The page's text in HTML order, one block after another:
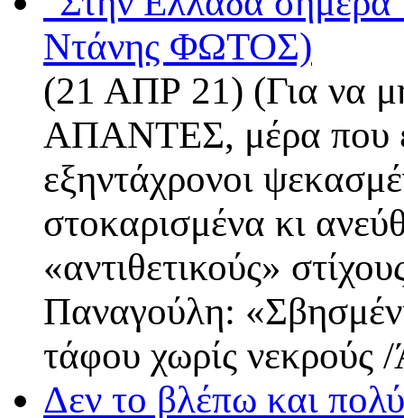
Ντάνης ΦΩΤΟΣ)
(21 ΑΠΡ 21) (Για να
ΑΠΑΝΤΕΣ, μέρα που
εξηντάχρονοι
στοκαρισμένα κι
«αντιθετικούς»
Παναγούλη:
τάφου χωρίς νεκρούς
Δεν το βλέπω και